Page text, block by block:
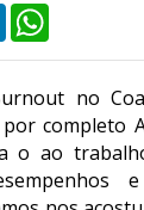
LinkedIn
no
completo
o ao